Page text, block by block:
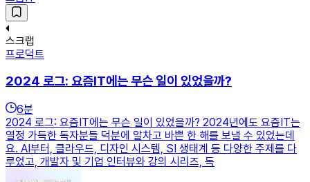
스크랩
프로덕트
2024 로그: 요즘IT에는 무슨 일이 있었을까?
6분
2024 로그: 요즘IT에는 무슨 일이 있었을까? 2024년에도 요즘IT는
열정 가득한 독자분들 덕분에 알차고 바쁜 한 해를 보낼 수 있었는데
요. AI부터, 클라우드, 디자인 시스템, SI 생태계 등 다양한 주제를 다
루었고, 개발자 및 기업 인터뷰와 강의 시리즈, 독